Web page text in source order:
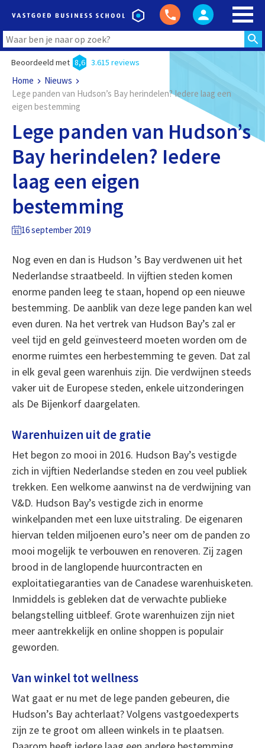
Beoordeeld met 8,6 3.615 reviews
Home
Nieuws
Lege panden van Hudson’s Bay herindelen? Iedere laag een
eigen bestemming
Lege panden van Hudson’s
Bay herindelen? Iedere
laag een eigen
bestemming
16 september 2019
Nog even en dan is Hudson ’s Bay verdwenen uit het
Nederlandse straatbeeld. In vijftien steden komen
enorme panden leeg te staan, hopend op een nieuwe
bestemming. De aanblik van deze lege panden kan wel
even duren. Na het vertrek van Hudson Bay’s zal er
veel tijd en geld geïnvesteerd moeten worden om de
enorme ruimtes een herbestemming te geven. Dat zal
in elk geval geen warenhuis zijn. Die verdwijnen steeds
vaker uit de Europese steden, enkele uitzonderingen
als De Bijenkorf daargelaten.
Warenhuizen uit de gratie
Het begon zo mooi in 2016. Hudson Bay’s vestigde
zich in vijftien Nederlandse steden en zou veel publiek
trekken. Een welkome aanwinst na de verdwijning van
V&D. Hudson Bay’s vestigde zich in enorme
winkelpanden met een luxe uitstraling. De eigenaren
hiervan telden miljoenen euro’s neer om de panden zo
mooi mogelijk te verbouwen en renoveren. Zij zagen
brood in de langlopende huurcontracten en
exploitatiegaranties van de Canadese warenhuisketen.
Inmiddels is gebleken dat de verwachte publieke
belangstelling uitbleef. Grote warenhuizen zijn niet
meer aantrekkelijk en online shoppen is populair
geworden.
Van winkel tot wellness
Wat gaat er nu met de lege panden gebeuren, die
Hudson’s Bay achterlaat? Volgens vastgoedexperts
zijn ze te groot om alleen winkels in te plaatsen.